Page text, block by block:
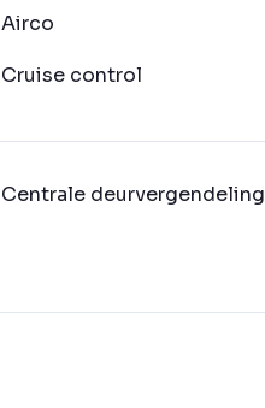
Airco
Cruise control
Centrale deurvergendeling